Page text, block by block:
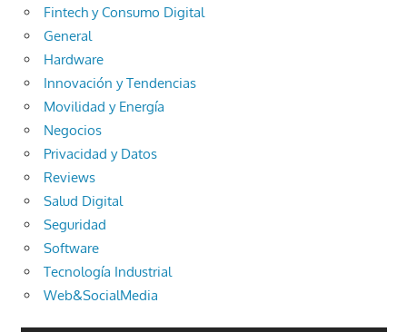
Fintech y Consumo Digital
General
Hardware
Innovación y Tendencias
Movilidad y Energía
Negocios
Privacidad y Datos
Reviews
Salud Digital
Seguridad
Software
Tecnología Industrial
Web&SocialMedia